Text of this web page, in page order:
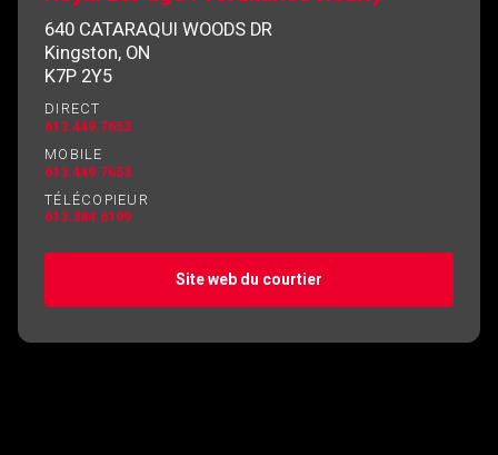
640 CATARAQUI WOODS DR
Kingston, ON
K7P 2Y5
DIRECT
613.449.7653
MOBILE
613.449.7653
TÉLÉCOPIEUR
613.384.6199
Site web du courtier